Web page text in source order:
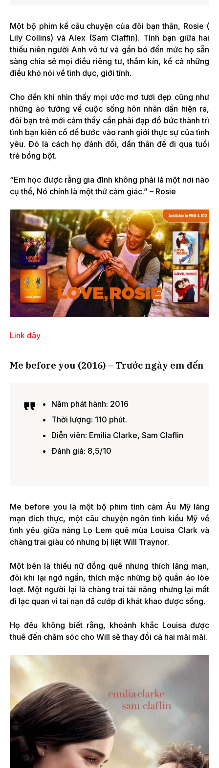
Một bộ phim kể câu chuyện của đôi bạn thân, Rosie (
Lily Collins) và Alex (Sam Claffin). Tình bạn giữa hai
thiếu niên người Anh vô tư và gắn bó đến mức họ sẵn
sàng chia sẻ mọi điều riêng tư, thầm kín, kể cả những
điều khó nói về tình dục, giới tính.
Cho đến khi nhìn thấy mọi ước mơ tươi đẹp cũng như
những ảo tưởng về cuộc sống hôn nhân dần hiện ra,
đôi bạn trẻ mới cảm thấy cần phải đạp đổ bức thành trì
tình bạn kiên cố để bước vào ranh giới thực sự của tình
yêu. Đó là cách họ đánh đổi, dấn thân để đi qua tuổi
trẻ bồng bột.
“Em học được rằng gia đình không phải là một nơi nào
cụ thể, Nó chính là một thứ cảm giác.” – Rosie
Link đây
Me before you (2016) – Trước ngày em đến
Năm phát hành: 2016
Thời lượng: 110 phút.
Diễn viên: Emilia Clarke, Sam Claflin
Đánh giá: 8,5/10
Me before you là một bộ phim tình cảm Âu Mỹ lãng
mạn đích thực, một câu chuyện ngôn tình kiểu Mỹ về
tình yêu giữa nàng Lọ Lem quê mùa Louisa Clark và
chàng trai giàu có nhưng bị liệt Will Traynor.
Một bên là thiếu nữ đồng quê nhưng thích lãng mạn,
đôi khi lại ngớ ngẩn, thích mặc những bộ quần áo lòe
loẹt. Một người lại là chàng trai tài năng nhưng lại mất
đi lạc quan vì tai nạn đã cướp đi khát khao được sống.
Họ đều không biết rằng, khoảnh khắc Louisa được
thuê đến chăm sóc cho Will sẽ thay đổi cả hai mãi mãi.